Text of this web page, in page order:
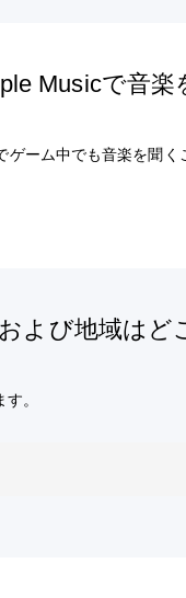
Musicで音楽
ーム中でも音楽を聞く
よび地域はど
。